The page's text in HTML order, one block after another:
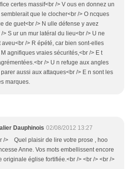
certes massif<br /> V ous en donnez un
que le clocher<br /> O ncques
de guet<br /> N ulle défense y avez
> S ur un mur latéral du lieu<br /> U ne
/> R épété, car bien sont-elles
agnifiques vraies sécurités,<br /> E t
/> U n refuge aux angles
aussi aux attaques<br /> E n sont les
marques.
Dauphinois 02/08/2012 13:27
/> Quel plaisir de lire votre prose , hoo
Anne. Vos mots embellissent encore
originale église fortifiée.<br /> <br /> <br />